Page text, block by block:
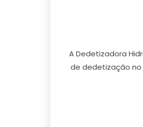
A Dedetizadora
de dedetização no